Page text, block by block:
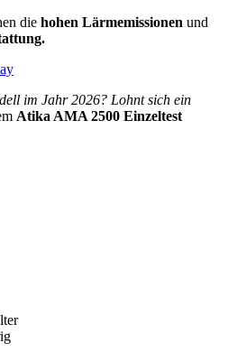
die hohen Lärmemissionen und
im Jahr 2026? Lohnt sich ein
Atika AMA 2500 Einzeltest